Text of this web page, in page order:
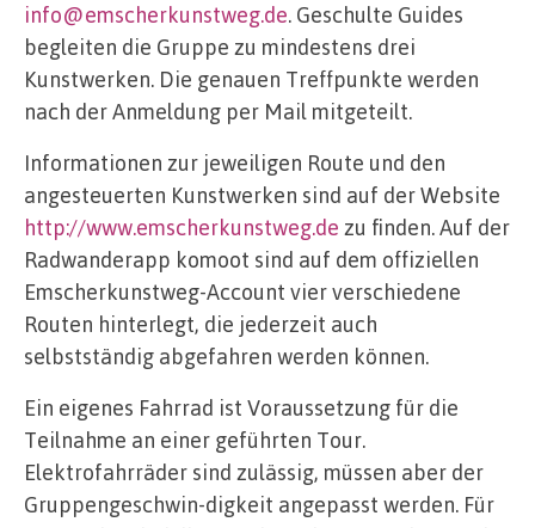
info@emscherkunstweg.de. Geschulte Guides
begleiten die Gruppe zu mindestens drei
Kunstwerken. Die genauen Treffpunkte werden
nach der Anmeldung per Mail mitgeteilt.
Informationen zur jeweiligen Route und den
angesteuerten Kunstwerken sind auf der Website
http://www.emscherkunstweg.de zu finden. Auf der
Radwanderapp komoot sind auf dem offiziellen
Emscherkunstweg-Account vier verschiedene
Routen hinterlegt, die jederzeit auch
selbstständig abgefahren werden können.
Ein eigenes Fahrrad ist Voraussetzung für die
Teilnahme an einer geführten Tour.
Elektrofahrräder sind zulässig, müssen aber der
Gruppengeschwin-digkeit angepasst werden. Für